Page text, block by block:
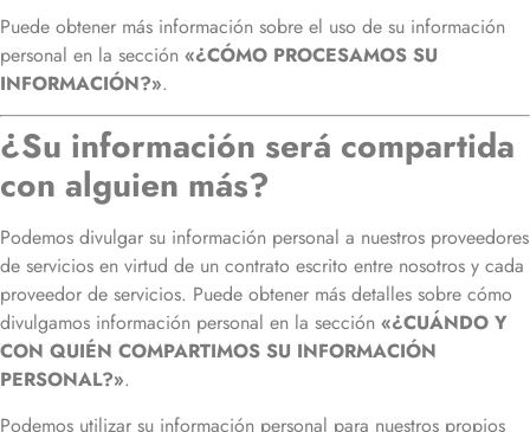
Puede obtener más información sobre el uso de su información
personal en la sección «¿CÓMO PROCESAMOS SU
INFORMACIÓN?».
¿Su información será compartida
con alguien más?
Podemos divulgar su información personal a nuestros proveedores
de servicios en virtud de un contrato escrito entre nosotros y cada
proveedor de servicios. Puede obtener más detalles sobre cómo
divulgamos información personal en la sección «¿CUÁNDO Y
CON QUIÉN COMPARTIMOS SU INFORMACIÓN
PERSONAL?».
Podemos utilizar su información personal para nuestros propios